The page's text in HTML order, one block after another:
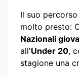
Il suo
molto presto:
Nazionali
all'Under 20,
stagione una